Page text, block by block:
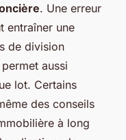
. Une erreur
entraîner une
de division
aussi
lot. Certains
des conseils
à long